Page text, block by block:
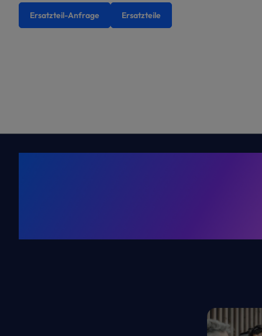
Ersatzteil-Anfrage Ersatzteile
Kälte.